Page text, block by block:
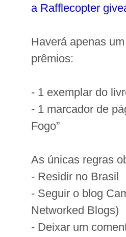
a Rafflecopter
Haverá apenas
prêmios:
- 1 exemplar do
- 1 marcador de
Fogo”
As únicas regras
- Residir no Brasil
- Seguir o blog
Networked Blogs)
- Deixar um